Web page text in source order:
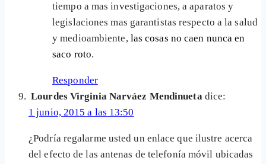
tiempo a mas investigaciones, a aparatos y
legislaciones mas garantistas respecto a la salud
y medioambiente, las cosas no caen nunca en
saco roto.
Responder
Lourdes Virginia Narváez Mendinueta dice:
1 junio, 2015 a las 13:50
¿Podría regalarme usted un enlace que ilustre acerca
del efecto de las antenas de telefonía móvil ubicadas